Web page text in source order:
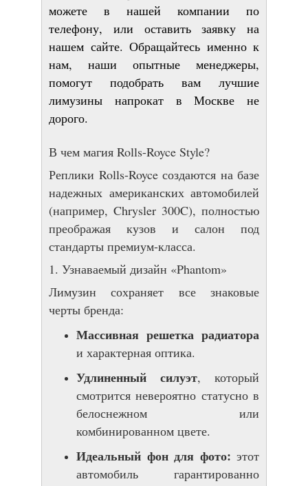
можете в нашей компании по
телефону, или оставить заявку на
нашем сайте. Обращайтесь именно к
нам, наши опытные менеджеры,
помогут подобрать вам лучшие
лимузины напрокат в Москве не
дорого.
В чем магия Rolls-Royce Style?
Реплики Rolls-Royce создаются на базе
надежных американских автомобилей
(например, Chrysler 300C), полностью
преображая кузов и салон под
стандарты премиум-класса.
1. Узнаваемый дизайн «Phantom»
Лимузин сохраняет все знаковые
черты бренда:
Массивная решетка радиатора
и характерная оптика.
Удлиненный силуэт, который
смотрится невероятно статусно в
белоснежном или
комбинированном цвете.
Идеальный фон для фото: этот
автомобиль гарантированно